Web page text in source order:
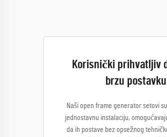
Korisnički prihvatljiv
brzu postavku
Naši open frame generator setovi
jednostavnu instalaciju,
da ih postave bez opsežnog